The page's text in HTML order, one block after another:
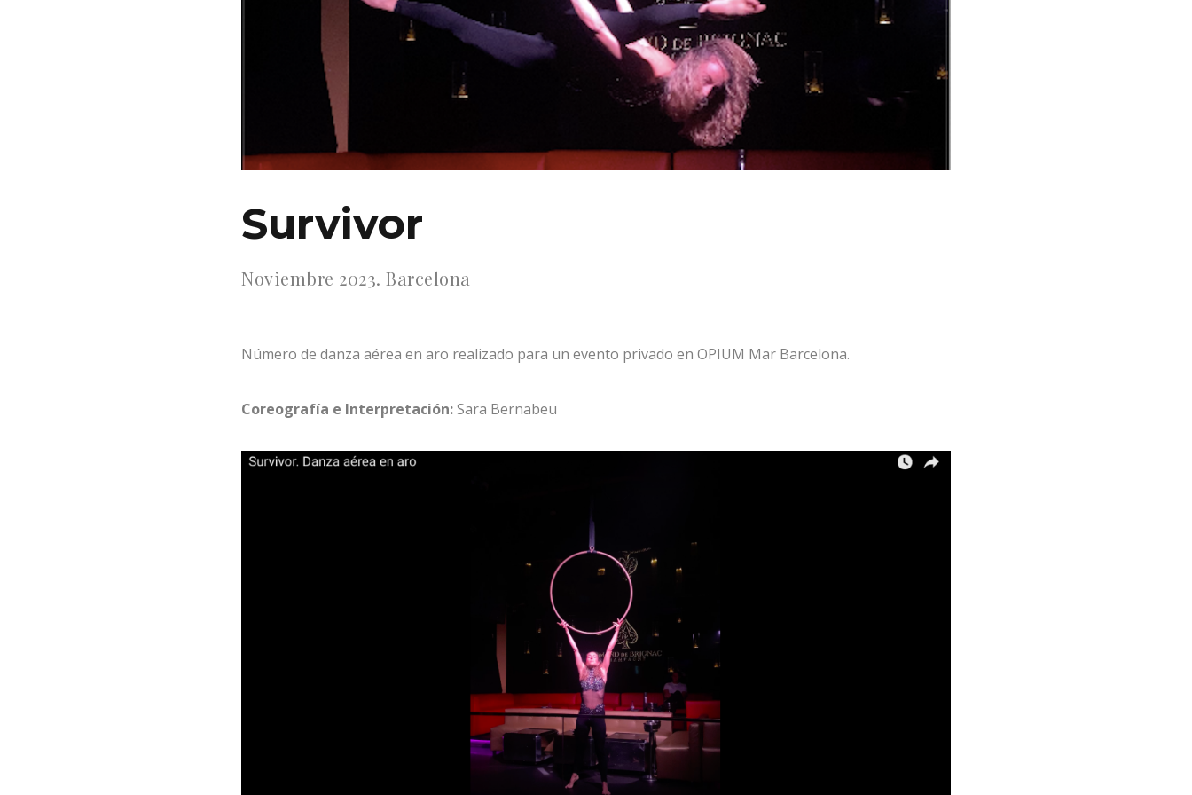
Survivor
Noviembre 2023. Barcelona
Número de danza aérea en aro realizado para un evento privado en OPIUM Mar Barcelona.
Coreografía e Interpretación:Sara Bernabeu